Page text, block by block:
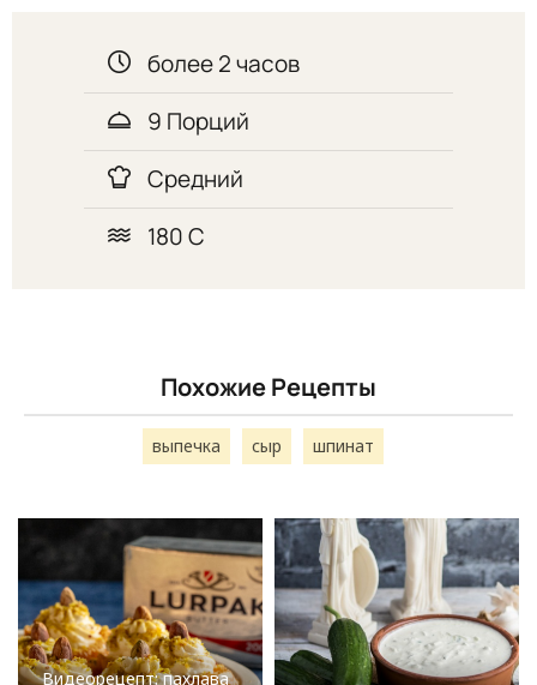
более 2 часов
9 Порций
Средний
180 С
Похожие Рецепты
выпечка сыр шпинат
Видеорецепт: пахлава